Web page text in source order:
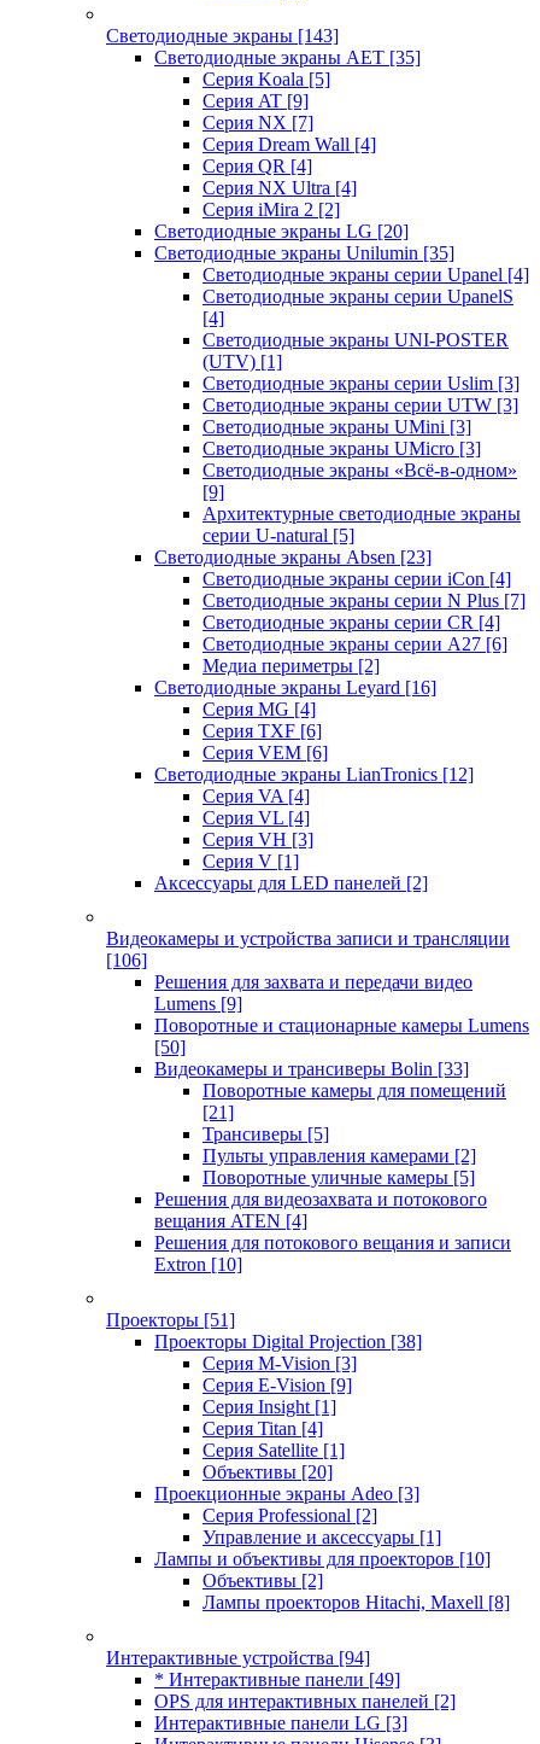
Светодиодные экраны [143]
Светодиодные экраны AET [35]
Cерия Koala [5]
Серия AT [9]
Серия NX [7]
Серия Dream Wall [4]
Серия QR [4]
Серия NX Ultra [4]
Серия iMira 2 [2]
Светодиодные экраны LG [20]
Светодиодные экраны Unilumin [35]
Светодиодные экраны серии Upanel [4]
Светодиодные экраны серии UpanelS
[4]
Светодиодные экраны UNI-POSTER
(UTV) [1]
Светодиодные экраны серии Uslim [3]
Светодиодные экраны серии UTW [3]
Светодиодные экраны UMini [3]
Светодиодные экраны UMicro [3]
Светодиодные экраны «Всё-в-одном»
[9]
Архитектурные светодиодные экраны
серии U-natural [5]
Светодиодные экраны Absen [23]
Светодиодные экраны серии iCon [4]
Светодиодные экраны серии N Plus [7]
Светодиодные экраны серии CR [4]
Светодиодные экраны серии А27 [6]
Медиа периметры [2]
Светодиодные экраны Leyard [16]
Серия MG [4]
Серия TXF [6]
Серия VEM [6]
Светодиодные экраны LianTronics [12]
Серия VA [4]
Серия VL [4]
Серия VH [3]
Серия V [1]
Аксессуары для LED панелей [2]
Видеокамеры и устройства записи и трансляции
[106]
Решения для захвата и передачи видео
Lumens [9]
Поворотные и стационарные камеры Lumens
[50]
Видеокамеры и трансиверы Bolin [33]
Поворотные камеры для помещений
[21]
Трансиверы [5]
Пульты управления камерами [2]
Поворотные уличные камеры [5]
Решения для видеозахвата и потокового
вещания ATEN [4]
Решения для потокового вещания и записи
Extron [10]
Проекторы [51]
Проекторы Digital Projection [38]
Серия M-Vision [3]
Серия E-Vision [9]
Серия Insight [1]
Серия Titan [4]
Серия Satellite [1]
Объективы [20]
Проекционные экраны Adeo [3]
Серия Professional [2]
Управление и аксессуары [1]
Лампы и объективы для проекторов [10]
Объективы [2]
Лампы проекторов Hitachi, Maxell [8]
Интерактивные устройства [94]
* Интерактивные панели [49]
OPS для интерактивных панелей [2]
Интерактивные панели LG [3]